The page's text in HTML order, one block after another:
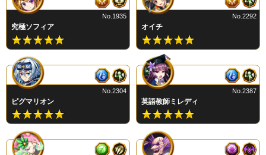
究極ソフィア
No.1935
オイチ
No.2292
ピグマリオン
No.2304
英語教師ミレディ
No.2387